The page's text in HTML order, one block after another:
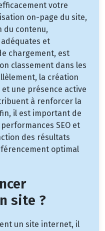
votre
on-page du site,
du contenu,
adéquates et
chargement, est
classement dans les
la création
une présence active
à renforcer la
il est important de
SEO et
des résultats
optimal
site ?
un site internet, il